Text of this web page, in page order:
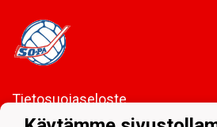
Tietosuojaseloste